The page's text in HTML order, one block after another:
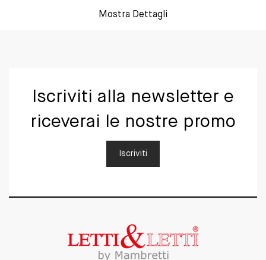
Mostra Dettagli
Iscriviti alla newsletter e
riceverai le nostre promo
Iscriviti